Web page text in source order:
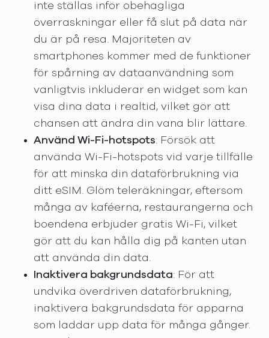
inte ställas inför obehagliga
överraskningar eller få slut på data när
du är på resa. Majoriteten av
smartphones kommer med de funktioner
för spårning av dataanvändning som
vanligtvis inkluderar en widget som kan
visa dina data i realtid, vilket gör att
chansen att ändra din vana blir lättare.
Använd Wi-Fi-hotspots: Försök att
använda Wi-Fi-hotspots vid varje tillfälle
för att minska din dataförbrukning via
ditt eSIM. Glöm teleräkningar, eftersom
många av kaféerna, restaurangerna och
boendena erbjuder gratis Wi-Fi, vilket
gör att du kan hålla dig på kanten utan
att använda din data.
Inaktivera bakgrundsdata: För att
undvika överdriven dataförbrukning,
inaktivera bakgrundsdata för apparna
som laddar upp data för många gånger.